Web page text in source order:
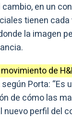
en un
tienen
la imagen
de
según Porta: “Es
de cómo las
nuevo perfil del